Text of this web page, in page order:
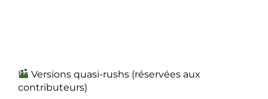
Versions quasi-rushs (réservées aux
contributeurs)